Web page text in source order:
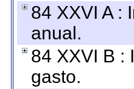
84 XXVI A :
anual.
84 XXVI B :
gasto.